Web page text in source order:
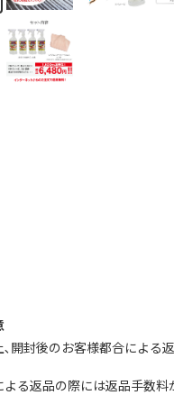
､開封後のお客様都合による
よる返品の際には返品手数